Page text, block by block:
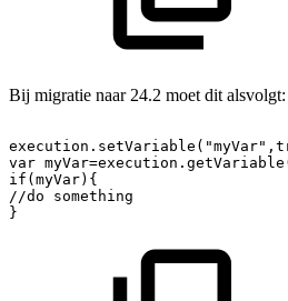
Bij migratie naar 24.2 moet dit alsvolgt:
var
if(myVar){
//do
something
}